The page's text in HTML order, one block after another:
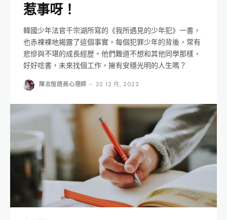
惹事呀！
韓國少年法官千宗湖所寫的《我所遇見的少年犯》一書，
也赤裸裸地揭露了這個事實，每個犯罪少年的背後，常有
悲慘與不堪的成長經歷。他們難道不想和其他同學那樣，
好好唸書，未來找個工作，擁有安穩光明的人生嗎？
陳志恆諮商心理師 - 22 12 月, 2022